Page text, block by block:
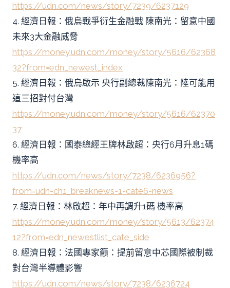
https://udn.com/news/story/7239/6237129
4. 經濟日報：俄烏戰爭衍生金融戰 陳南光：留意中國
未來3大金融威脅
https://money.udn.com/money/story/5616/62368
32?from=edn_newest_index
5. 經濟日報：俄烏啟示 央行副總裁陳南光：陸可能用
這三招對付台灣
https://money.udn.com/money/story/5616/62370
37
6. 經濟日報：國泰總經王牌林啟超：央行6月升息1碼
機率高
https://udn.com/news/story/7238/6236956?
from=udn-ch1_breaknews-1-cate6-news
7. 經濟日報：林啟超：年中再調升1碼 機率高
https://money.udn.com/money/story/5613/62374
12?from=edn_newestlist_cate_side
8. 經濟日報：法國專家籲：提前留意中芯國際被制裁
對台灣半導體影響
https://udn.com/news/story/7238/6236724